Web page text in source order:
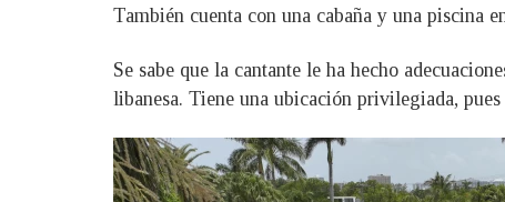
También cuenta con una cabaña y una piscina
Se sabe que la cantante le ha hecho
libanesa. Tiene una ubicación privilegiada,